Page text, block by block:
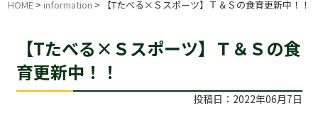
HOME >information > 【Tたべる×Ｓスポーツ】Ｔ＆Ｓの食育更新中！！
【Tたべる×Ｓスポーツ】Ｔ＆Ｓの食
育更新中！！
投稿日：2022年06月7日